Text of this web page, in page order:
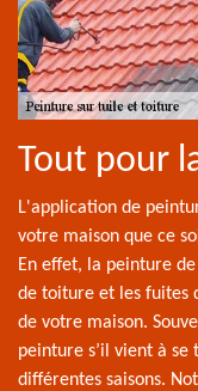
Tout pour
L'application de
votre maison que ce
En effet, la peinture
de toiture et les fuites
de votre maison.
peinture s’il vient à
différentes saisons.